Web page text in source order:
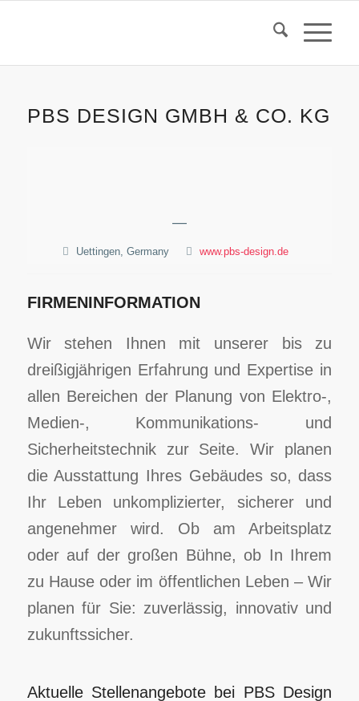
PBS DESIGN GMBH & CO. KG
—
Uettingen, Germany www.pbs-design.de
FIRMENINFORMATION
Wir stehen Ihnen mit unserer bis zu
dreißigjährigen Erfahrung und Expertise in
allen Bereichen der Planung von Elektro-,
Medien-, Kommunikations- und
Sicherheitstechnik zur Seite. Wir planen
die Ausstattung Ihres Gebäudes so, dass
Ihr Leben unkomplizierter, sicherer und
angenehmer wird. Ob am Arbeitsplatz
oder auf der großen Bühne, ob In Ihrem
zu Hause oder im öffentlichen Leben – Wir
planen für Sie: zuverlässig, innovativ und
zukunftssicher.
Aktuelle Stellenangebote bei PBS Design